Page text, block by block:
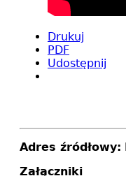
Drukuj
PDF
Udostępnij
Adres źródłowy:
Załączniki